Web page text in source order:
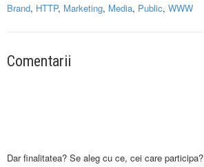
Brand, HTTP, Marketing, Media, Public, WWW
Comentarii
Dar finalitatea? Se aleg cu ce, cei care participa?